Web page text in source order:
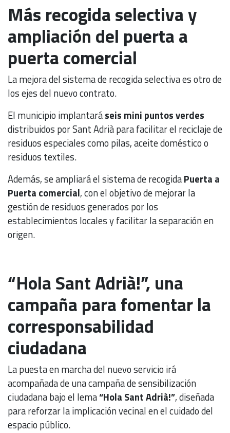
Más recogida selectiva y
ampliación del puerta a
puerta comercial
La mejora del sistema de recogida selectiva es otro de
los ejes del nuevo contrato.
El municipio implantaráseis mini puntos verdes
distribuidos por Sant Adrià para facilitar el reciclaje de
residuos especiales como pilas, aceite doméstico o
residuos textiles.
Además, se ampliará el sistema de recogidaPuerta a
Puerta comercial, con el objetivo de mejorar la
gestión de residuos generados por los
establecimientos locales y facilitar la separación en
origen.
“Hola Sant Adrià!”, una
campaña para fomentar la
corresponsabilidad
ciudadana
La puesta en marcha del nuevo servicio irá
acompañada de una campaña de sensibilización
ciudadana bajo el lema“Hola Sant Adrià!”, diseñada
para reforzar la implicación vecinal en el cuidado del
espacio público.